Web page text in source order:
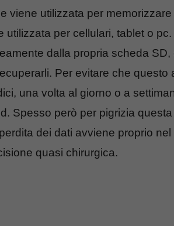
viene utilizzata per memorizzare
per cellulari, tablet o
dalla propria scheda SD,
Per evitare che questo
una volta al giorno o a
Spesso però per pigrizia
dei dati avviene proprio nel
quasi chirurgica.